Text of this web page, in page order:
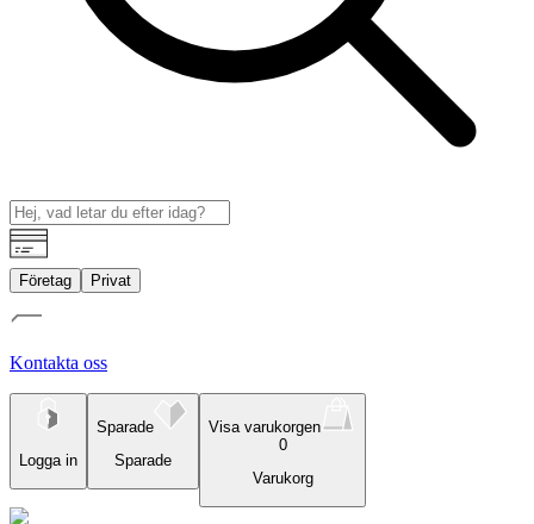
Företag Privat
Kontakta oss
Logga in
Sparade
Sparade
Visa varukorgen
0
Varukorg